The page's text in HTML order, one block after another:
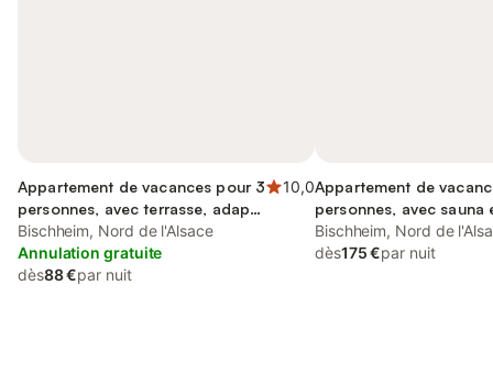
Appartement de vacances pour 3
personnes, avec terrasse, adapté
aux familles
10,0
Bischheim, Nord de l'Alsace
Annulation gratuite
dès88 €par nuit
Appartement de
personnes, avec sauna
Bischheim, Nord de
dès175 €par nuit